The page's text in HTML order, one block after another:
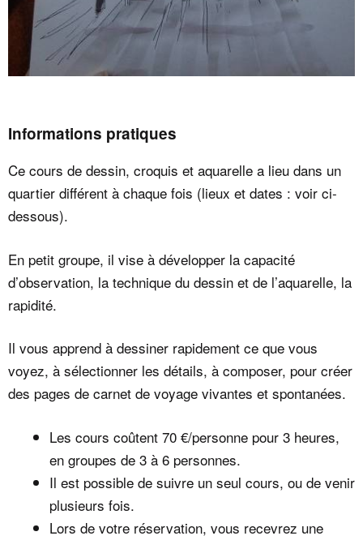
Informations pratiques
Ce cours de dessin, croquis et aquarelle a lieu dans un
quartier différent à chaque fois (lieux et dates : voir ci-
dessous).
En petit groupe, il vise à développer la capacité
d’observation, la technique du dessin et de l’aquarelle, la
rapidité.
Il vous apprend à dessiner rapidement ce que vous
voyez, à sélectionner les détails, à composer, pour créer
des pages de carnet de voyage vivantes et spontanées.
Les cours coûtent 70 €/personne pour 3 heures,
en groupes de 3 à 6 personnes.
Il est possible de suivre un seul cours, ou de venir
plusieurs fois.
Lors de votre réservation, vous recevrez une